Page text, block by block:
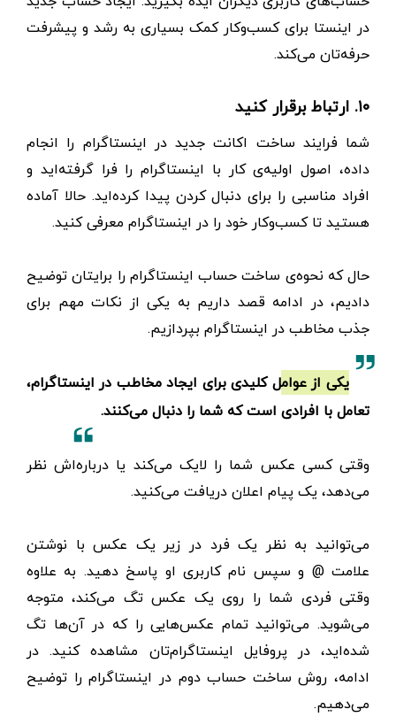
در اینستا برای کسب‌و‌کار کمک بسیاری به رشد و پیشرفت
حرفه‌تان می‌کند.
۱۰. ارتباط برقرار کنید
شما فرایند ساخت اکانت جدید در اینستاگرام را انجام
داده، اصول اولیه‌ی کار با اینستاگرام را فرا گرفته‌اید و
افراد مناسبی را برای دنبال کردن پیدا کرده‌اید. حالا آماده
هستید تا کسب‌و‌کار خود را در اینستاگرام معرفی کنید.
حال که نحوه‌ی ساخت حساب اینستاگرام را برایتان توضیح
دادیم، در ادامه قصد داریم به یکی از نکات مهم برای
جذب مخاطب در اینستاگرام بپردازیم.
یکی از عوامل کلیدی برای ایجاد مخاطب در اینستاگرام،
تعامل با افرادی است که شما را دنبال می‌کنند.
وقتی کسی عکس شما را لایک می‌کند یا درباره‌اش نظر
می‌دهد، یک پیام اعلان دریافت می‌کنید.
می‌توانید به نظر یک فرد در زیر یک عکس با نوشتن
علامت @ و سپس نام کاربری او پاسخ دهید. به علاوه
وقتی فردی شما را روی یک عکس تگ می‌کند، متوجه
می‌شوید. می‌توانید تمام عکس‌هایی را که در آن‌ها تگ
شده‌اید، در پروفایل اینستاگرام‌تان مشاهده کنید. در
ادامه، روش ساخت حساب دوم در اینستاگرام را توضیح
می‌دهیم.